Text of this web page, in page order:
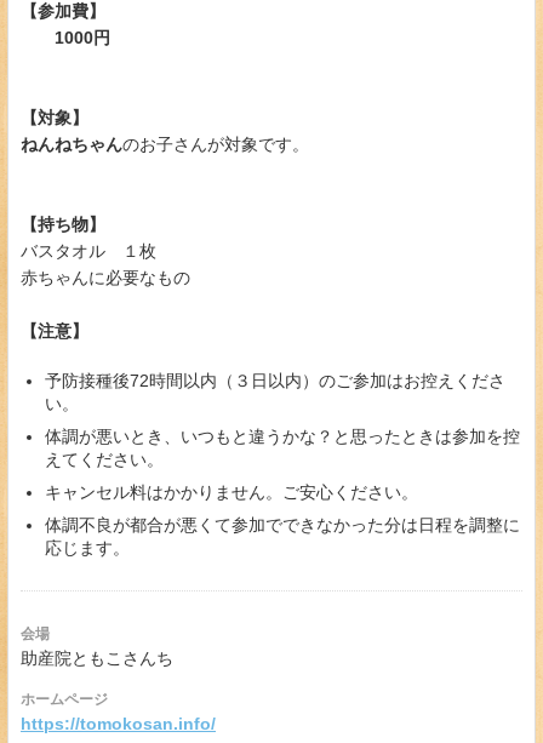
【参加費】
1000円
【対象】
ねんねちゃんのお子さんが対象です。
【持ち物】
バスタオル １枚
赤ちゃんに必要なもの
【注意】
予防接種後72時間以内（３日以内）のご参加はお控えくださ
い。
体調が悪いとき、いつもと違うかな？と思ったときは参加を控
えてください。
キャンセル料はかかりません。ご安心ください。
体調不良が都合が悪くて参加でできなかった分は日程を調整に
応じます。
会場
助産院ともこさんち
ホームページ
https://tomokosan.info/